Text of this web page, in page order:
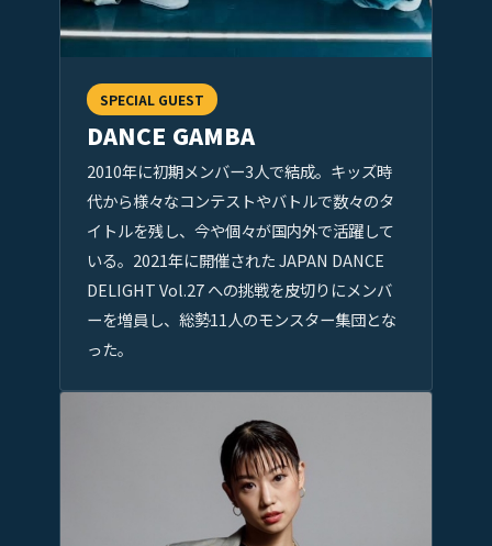
SPECIAL GUEST
DANCE GAMBA
2010年に初期メンバー3人で結成。キッズ時
代から様々なコンテストやバトルで数々のタ
イトルを残し、今や個々が国内外で活躍して
いる。2021年に開催された JAPAN DANCE
DELIGHT Vol.27 への挑戦を皮切りにメンバ
ーを増員し、総勢11人のモンスター集団とな
った。